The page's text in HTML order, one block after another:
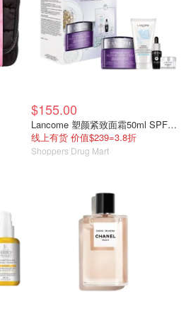
$155.00
Lancome 塑颜紧致面霜50ml SPF30 套装
线上有货 价值$239=3.8折
Shoppers Drug Mart